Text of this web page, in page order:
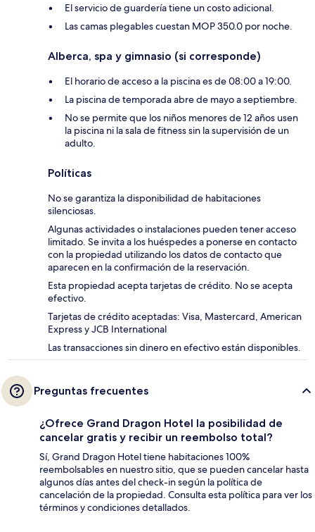
El servicio de guardería tiene un costo adicional.
Las camas plegables cuestan MOP 350.0 por noche.
Alberca, spa y gimnasio (si corresponde)
El horario de acceso a la piscina es de 08:00 a 19:00.
La piscina de temporada abre de mayo a septiembre.
No se permite que los niños menores de 12 años usen
la piscina ni la sala de fitness sin la supervisión de un
adulto.
Políticas
No se garantiza la disponibilidad de habitaciones
silenciosas.
Algunas actividades o instalaciones pueden tener acceso
limitado. Se invita a los huéspedes a ponerse en contacto
con la propiedad utilizando los datos de contacto que
aparecen en la confirmación de la reservación.
Esta propiedad acepta tarjetas de crédito. No se acepta
efectivo.
Tarjetas de crédito aceptadas: Visa, Mastercard, American
Express y JCB International
Las transacciones sin dinero en efectivo están disponibles.
Preguntas frecuentes
¿Ofrece Grand Dragon Hotel la posibilidad de
cancelar gratis y recibir un reembolso total?
Sí, Grand Dragon Hotel tiene habitaciones 100%
reembolsables en nuestro sitio, que se pueden cancelar hasta
algunos días antes del check-in según la política de
cancelación de la propiedad. Consulta esta política para ver los
términos y condiciones detallados.